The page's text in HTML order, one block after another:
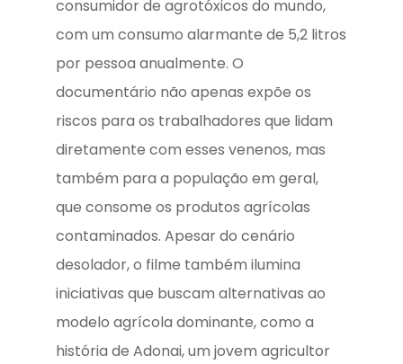
consumidor de agrotóxicos do mundo,
com um consumo alarmante de 5,2 litros
por pessoa anualmente. O
documentário não apenas expõe os
riscos para os trabalhadores que lidam
diretamente com esses venenos, mas
também para a população em geral,
que consome os produtos agrícolas
contaminados. Apesar do cenário
desolador, o filme também ilumina
iniciativas que buscam alternativas ao
modelo agrícola dominante, como a
história de Adonai, um jovem agricultor